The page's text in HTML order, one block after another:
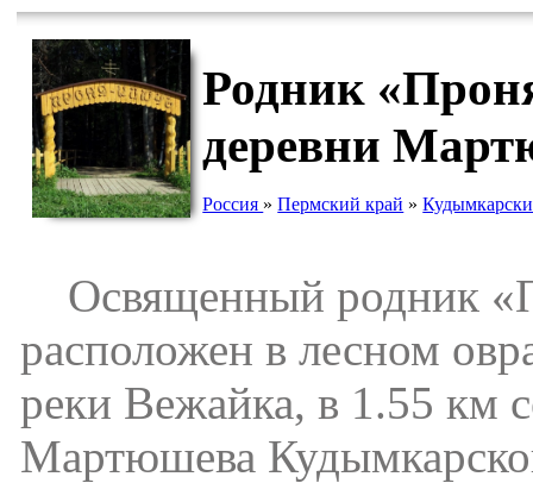
Родник
деревни
Россия »Пермский край »
Освященный родник
расположен в лесном
реки Вежайка, в 1.55 км
Мартюшева